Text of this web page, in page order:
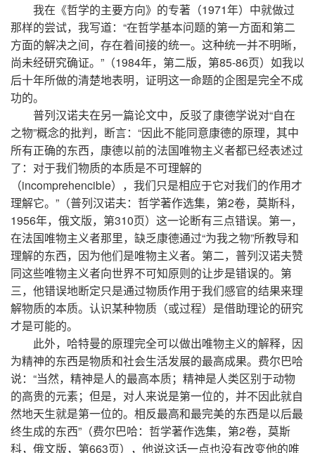
我在《哲学的主要方向》的专著（1971年）中就做过
那样的尝试，我写道：“在哲学基本问题的第一方面和第二
方面的解决之间，存在着间接的统一。这种统一并不明晰，
尚未经研究确证。”（1984年，第二版，第85-86页）如我以
后十年所做的清楚地表明，证明这一命题的企图是完全不成
功的。
普列汉诺夫在另一篇论文中，反驳了康德学说对“自在
之物”概念的批判，断言：“因此不能同意康德的原理，其中
所有正确的东西，康德以前的法国唯物主义者都已经表述过
了：对于我们物质的本质是不可理解的
（incomprehencible），我们只是相应于它对我们的作用才
理解它。”（普列汉诺夫：哲学著作选集，第2卷，莫斯科，
1956年，俄文版，第310页）这一论断有三点错误。第一，
在法国唯物主义者那里，缺乏康德通过“为我之物”所教导和
理解的东西，因为他们是唯物主义者。第二，普列汉诺夫赞
同这些唯物主义者向世界不可知原则的让步是错误的。第
三，他错误地断定只是通过物质作用于我们感官的结果来理
解物质的本质。认识某种物质（或过程）是借助理论的研究
才是可能的。
此外，哈特曼的原理完全可以做出唯物主义的解释，因
为精神的东西是物质和社会生活发展的最高成果。费尔巴哈
说：“当然，精神是人的最高本质；精神是人类区别于动物
的高贵的元素；但是，对人来说是第一位的，并不因此就自
然地天生就是第一位的。相反最高和最完美的东西是以后最
终生成的东西”（费尔巴哈：哲学著作选集，第2卷，莫斯
科，俄文版，第663页），他说这话一点也没有改变他的唯